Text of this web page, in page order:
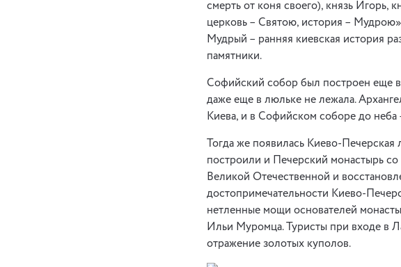
смерть от коня своего), князь Игорь,
церковь – Святою, история –
Мудрый – ранняя киевская история
памятники.
Софийский собор был построен еще в
даже еще в люльке не лежала.
Киева, и в Софийском соборе до неба
Тогда же появилась Киево-
построили и Печерский монастырь
Великой Отечественной и
достопримечательности Киево-
нетленные мощи основателей
Ильи Муромца. Туристы при входе в
отражение золотых куполов.